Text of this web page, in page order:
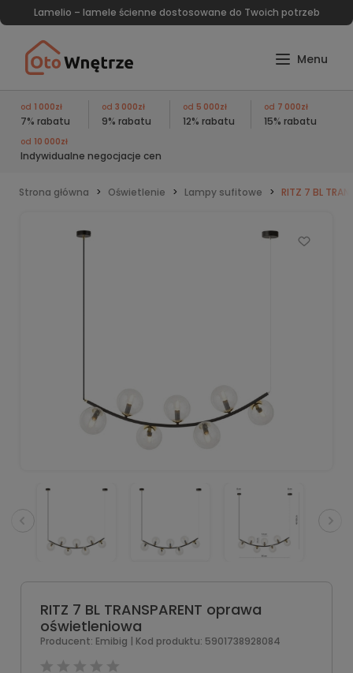
Lamelio – lamele ścienne dostosowane do Twoich potrzeb
od 1 000zł
7% rabatu
od 3 000zł
9% rabatu
od 5 000zł
12% rabatu
od 7 000zł
15% rabatu
od 10 000zł
Indywidualne negocjacje cen
Strona główna Oświetlenie Lampy sufitowe RITZ 7 BL
RITZ 7 BL TRANSPARENT oprawa
oświetleniowa
Producent: Emibig | Kod produktu: 5901738928084